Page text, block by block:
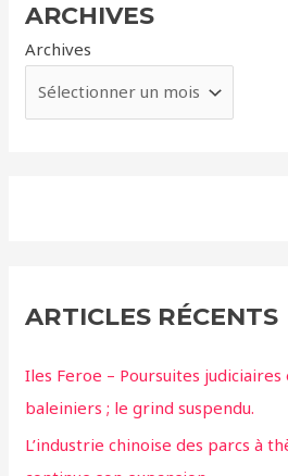
ARCHIVES
Archives
ARTICLES RÉCENTS
Iles Feroe – Poursuites
baleiniers ; le grind suspendu.
L’industrie chinoise des parcs à